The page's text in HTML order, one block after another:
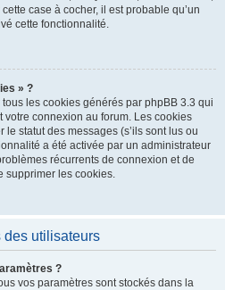
case à cocher, il est probable qu’un
cette fonctionnalité.
» ?
les cookies générés par phpBB 3.3 qui
connexion au forum. Les cookies
le statut des messages (s’ils sont lus ou
a été activée par un administrateur
récurrents de connexion et de
supprimer les cookies.
des utilisateurs
?
vos paramètres sont stockés dans la